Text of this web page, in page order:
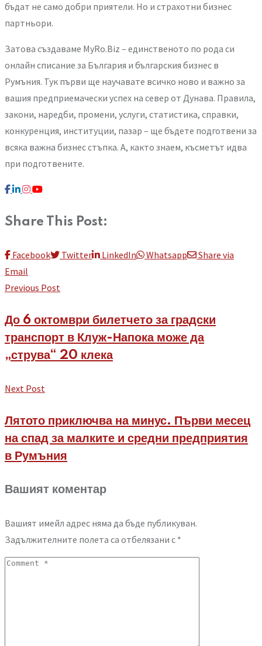
бъдат не само добри приятели. Но и страхотни бизнес
партньори.
Затова създаваме MyRo.Biz – единственото по рода си
онлайн списание за България и българския бизнес в
Румъния. Тук първи ще научавате всичко ново и важно за
вашия предприемачески успех на север от Дунава. Правила,
закони, наредби, промени, услуги, статистика, справки,
конкуренция, институции, пазар – ще бъдете подготвени за
всяка важна бизнес стъпка. А, както знаем, късметът идва
при подготвените.
Share This Post:
Facebook Twitter LinkedIn Whatsapp
Share via
Email
Previous Post
До 6 октомври билетчето за градски
транспорт в Клуж-Напока може да
„струва“ 20 клека
Next Post
Лятото приключва на минус. Първи месец
на спад за малките и средни предприятия
в Румъния
Вашият коментар
Вашият имейл адрес няма да бъде публикуван.
Задължителните полета са отбелязани с *